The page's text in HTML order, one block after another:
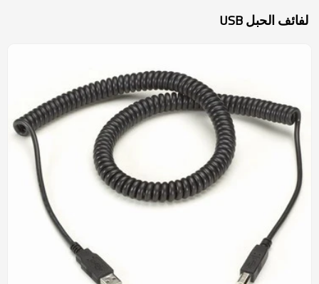
350الأسواق الرئيسية: آسيا وأستراليا وأوروبا وأمريكاالمزايا الأساسية:
الموجهة نحو السوق، وباسعار تنافسية المهندسين ومصممي المنتجات
كل خطوة من تطوير الصناعة. Comark هو 14001:2004 ISO 9001:2000
وشهادة الصانع مع 8 سنوات خبرة OEM ODM والكابل. نحمي الاستثمار
عملائنا. كما هو الحال دائما، ونحن نركز على تحقيق شعارنا: "أن تكون
أفضل Solutionist في العالم للموصلات وكابلات الجمعية". ثلاث كلمات
يقول حقا ما هو Comark حول: الجودة والقيمة، والثقة. منتجاتنا هي بنفايات
الاستراتيجية. في محاولة الحفاظ على قدرتها التنافسية، وبناء على
Comark الكفاءات الأساسية الرامية إلى توفير حلول الربط والتأكد من أن
الحلول التي تحتاج إليها متاحة كلما وحيثما كنت في حاجة إليها.
لفائف الحبل USB